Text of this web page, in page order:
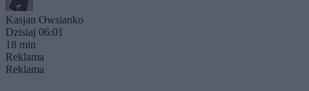
Kasjan Owsianko
Dzisiaj 06:01
18 min
Reklama
Reklama